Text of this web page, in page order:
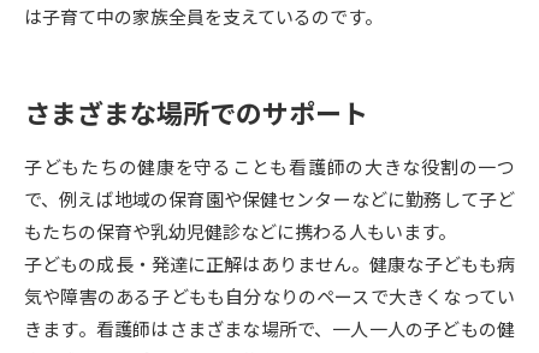
志望校・出願校を調べる
新生活お役立ちガイド
学問発見 学問検索
は子育て中の家族全員を支えているのです。
さまざまな場所でのサポート
子どもたちの健康を守ることも看護師の大きな役割の一つ
で、例えば地域の保育園や保健センターなどに勤務して子ど
もたちの保育や乳幼児健診などに携わる人もいます。
子どもの成長・発達に正解はありません。健康な子どもも病
気や障害のある子どもも自分なりのペースで大きくなってい
きます。看護師はさまざまな場所で、一人一人の子どもの健